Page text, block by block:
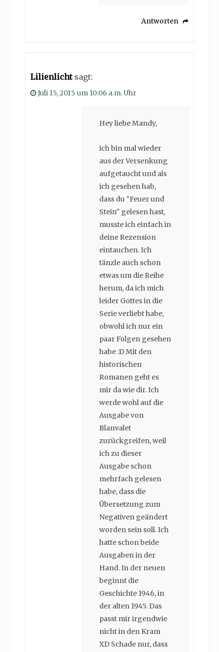
Antworten
Lilienlicht sagt:
Juli 15, 2015 um 10:06 a.m. Uhr
Hey liebe Mandy,
ich bin mal wieder
aus der Versenkung
aufgetaucht und als
ich gesehen hab,
dass du "Feuer und
Stein" gelesen hast,
musste ich einfach in
deine Rezension
eintauchen. Ich
tänzle auch schon
etwas um die Reihe
herum, da ich mich
leider Gottes in die
Serie verliebt habe,
obwohl ich nur ein
paar Folgen gesehen
habe :D Mit den
historischen
Romanen geht es
mir da wie dir. Ich
werde wohl auf die
Ausgabe von
Blanvalet
zurückgreifen, weil
ich zu dieser
Ausgabe schon
mehrfach gelesen
habe, dass die
Übersetzung zum
Negativen geändert
worden sein soll. Ich
hatte schon beide
Ausgaben in der
Hand. In der neuen
beginnt die
Geschichte 1946, in
der alten 1945. Das
passt mir irgendwie
nicht in den Kram
XD Schade nur, dass